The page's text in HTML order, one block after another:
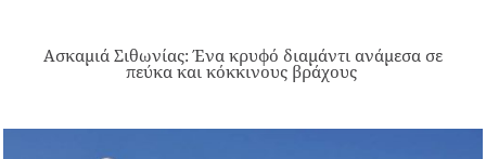
Ασκαμιά Σιθωνίας: Ένα κρυφό διαμάντι ανάμεσα σε
πεύκα και κόκκινους βράχους